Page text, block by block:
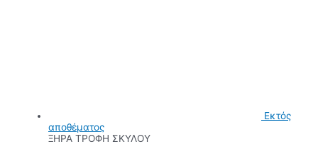
Εκτός
αποθέματος
ΞΗΡΑ ΤΡΟΦΗ ΣΚΥΛΟΥ